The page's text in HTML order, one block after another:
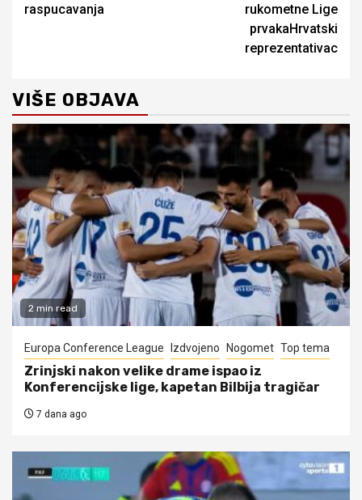
raspucavanja
rukometne Lige
prvakaHrvatski
reprezentativac
VIŠE OBJAVA
2 min read
Europa Conference League Izdvojeno Nogomet Top tema
Zrinjski nakon velike drame ispao iz
Konferencijske lige, kapetan Bilbija tragičar
7 dana ago